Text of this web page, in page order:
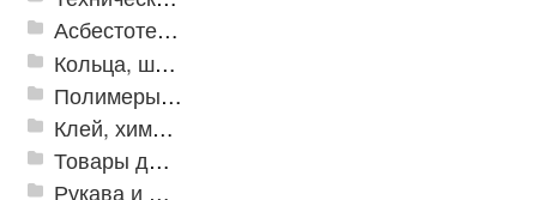
Асбестотехнические и теплоизоляционные материалы
Кольца, шайбы, манжеты
Полимеры и пластики
Клей, химия, сопутствующие товары
Товары для дома
Рукава и шланги промышленные